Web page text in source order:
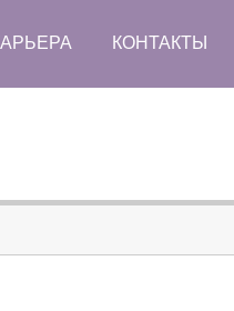
КОНТАКТЫ